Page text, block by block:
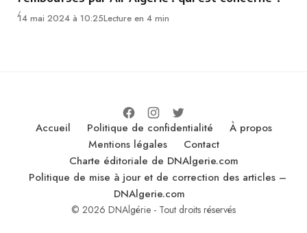
14 mai 2024 à 10:25Lecture en 4 min
Accueil Politique de confidentialité
À propos
Mentions légales
Contact
Charte éditoriale de DNAlgerie.com
Politique de mise à jour et de correction des articles –
DNAlgerie.com
© 2026 DNAlgérie - Tout droits réservés